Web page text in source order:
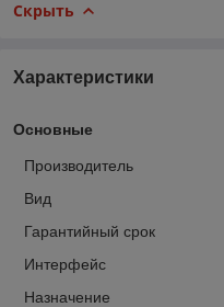
Скрыть
Характеристики
Основные
Производитель
Вид
Гарантийный срок
Интерфейс
Назначение